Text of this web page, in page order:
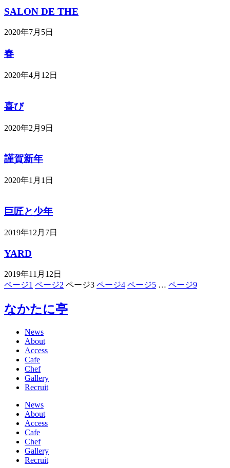
SALON DE THE
2020年7月5日
春
2020年4月12日
喜び
2020年2月9日
謹賀新年
2020年1月1日
巨匠と少年
2019年12月7日
YARD
2019年11月12日
ページ1 ページ2 ページ3 ページ4 ページ5 … ページ9
なかたに亭
News
About
Access
Cafe
Chef
Gallery
Recruit
News
About
Access
Cafe
Chef
Gallery
Recruit